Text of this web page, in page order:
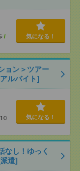
/
気になる！
ョン＞ツアー
ルバイト]
気になる！
なし！ゆっく
遣]